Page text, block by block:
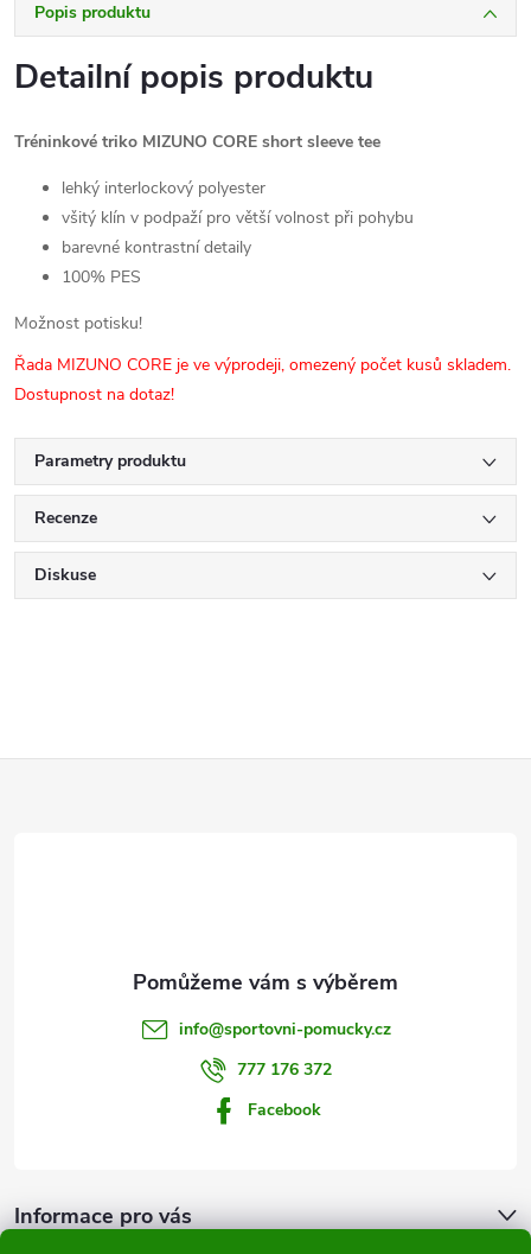
Popis produktu
Detailní popis produktu
Tréninkové triko MIZUNO CORE short sleeve tee
lehký interlockový polyester
všitý klín v podpaží pro větší volnost při pohybu
barevné kontrastní detaily
100% PES
Možnost potisku!
Řada MIZUNO CORE je ve výprodeji, omezený počet kusů skladem.
Dostupnost na dotaz!
Parametry produktu
Recenze
Diskuse
info@sportovni-pomucky.cz
777 176 372
Facebook
Informace pro vás